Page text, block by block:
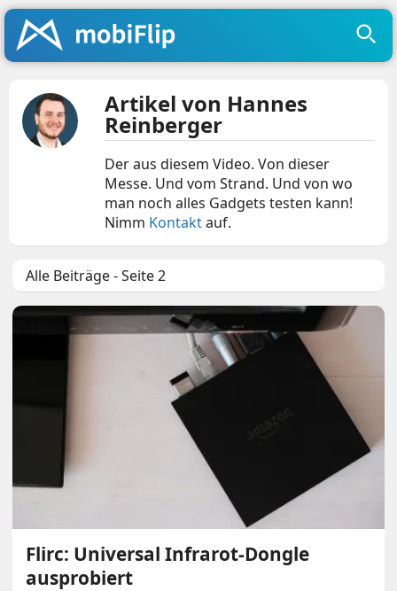
Artikel von Hannes
Reinberger
Der aus diesem Video. Von dieser
Messe. Und vom Strand. Und von wo
man noch alles Gadgets testen kann!
Nimm Kontaktauf.
Alle Beiträge - Seite 2
Flirc: Universal Infrarot-Dongle
ausprobiert